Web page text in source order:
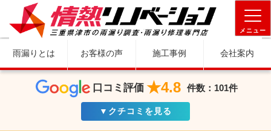
メニュー
雨漏りとは お客様の声 施工事例 会社案内
口コミ評価 ★4.8 件数：101件
▼クチコミを見る